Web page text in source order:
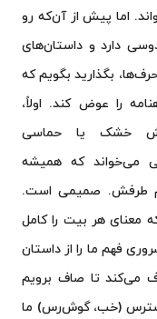
اما پیش از آن‌که رو
دارد و داستان‌های
بگذارید بگویم که
را عوض کند. اولاً،
خشک یا حماسی
می‌خواند که همیشه
طرفش. صمیمی است.
معنای هر بیت را کامل
فهم ما را از داستان
می‌کند تا صاف برویم
(خب، گوش‌رس) ما